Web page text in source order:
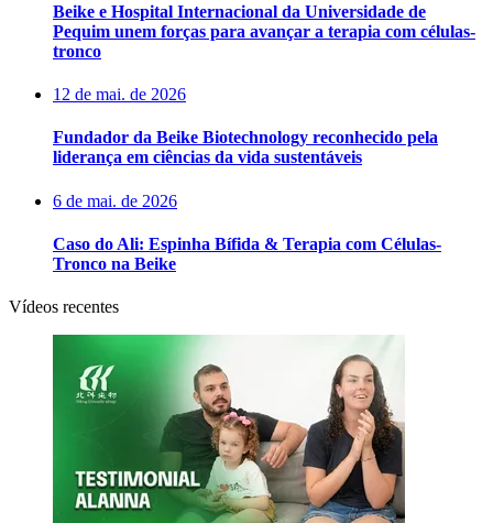
Beike e Hospital Internacional da Universidade de
Pequim unem forças para avançar a terapia com células-
tronco
12 de mai. de 2026
Fundador da Beike Biotechnology reconhecido pela
liderança em ciências da vida sustentáveis
6 de mai. de 2026
Caso do Ali: Espinha Bífida & Terapia com Células-
Tronco na Beike
Vídeos recentes